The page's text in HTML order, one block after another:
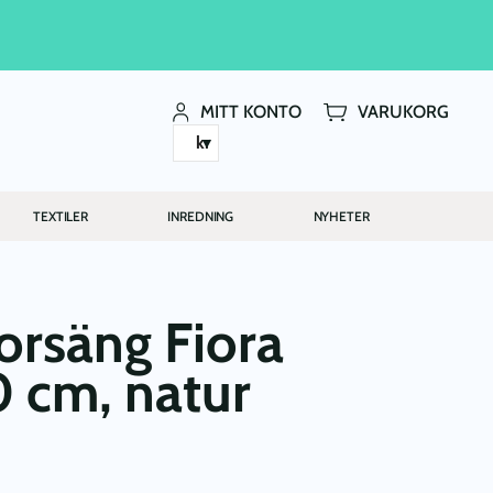
MITT KONTO
VARUKORG
kr
TEXTILER INREDNING NYHETER
Fiora
cm, natur